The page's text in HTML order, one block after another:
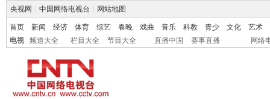
央视网 中国网络电视台 网站地图
首页 新闻 经济 体育 综艺 春晚 戏曲 音乐 科教 青少 文化
艺术
电视
频道大全 栏目大全 节目大全 直播中国 赛事直播 网络